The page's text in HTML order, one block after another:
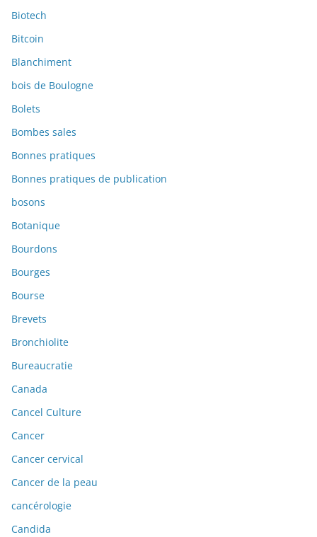
Biotech
Bitcoin
Blanchiment
bois de Boulogne
Bolets
Bombes sales
Bonnes pratiques
Bonnes pratiques de publication
bosons
Botanique
Bourdons
Bourges
Bourse
Brevets
Bronchiolite
Bureaucratie
Canada
Cancel Culture
Cancer
Cancer cervical
Cancer de la peau
cancérologie
Candida